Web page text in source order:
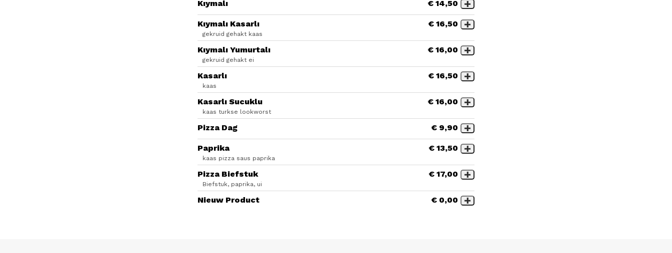
Kıymalı € 14,50
Kıymalı Kasarlı
gekruid gehakt kaas
€ 16,50
Kıymalı Yumurtalı
gekruid gehakt ei
€ 16,00
Kasarlı
kaas
€ 16,50
Kasarlı Sucuklu
kaas turkse lookworst
€ 16,00
Pizza Dag € 9,90
Paprika
kaas pizza saus paprika
€ 13,50
Pizza Biefstuk
Biefstuk, paprika, ui
€ 17,00
Nieuw Product € 0,00